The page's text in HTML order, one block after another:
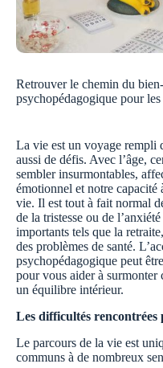
Retrouver le chemin du
psychopédagogique pour les
La vie est un voyage rempli
aussi de défis. Avec l’âge,
sembler insurmontables,
émotionnel et notre
vie. Il est tout à fait normal
de la tristesse ou de
importants tels que la
des problèmes de santé.
psychopédagogique peut
pour vous aider à
un équilibre intérieur.
Les difficultés rencontrées
Le parcours de la vie est
communs à de nombreux